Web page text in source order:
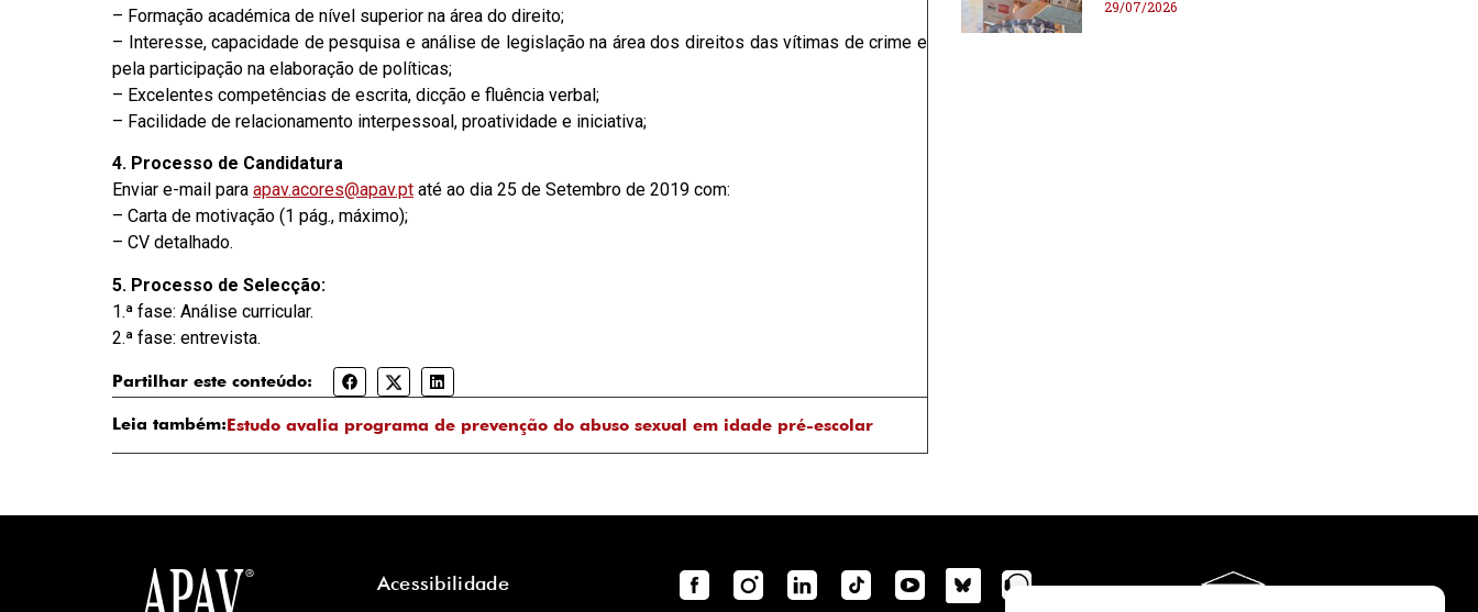
– Formação académica de nível superior na área do direito;
– Interesse, capacidade de pesquisa e análise de legislação na área dos direitos das vítimas de crime e
pela participação na elaboração de políticas;
– Excelentes competências de escrita, dicção e fluência verbal;
– Facilidade de relacionamento interpessoal, proatividade e iniciativa;
4. Processo de Candidatura
Enviar e-mail para apav.acores@apav.pt até ao dia 25 de Setembro de 2019 com:
– Carta de motivação (1 pág., máximo);
– CV detalhado.
5. Processo de Selecção:
1.ª fase: Análise curricular.
2.ª fase: entrevista.
Partilhar este conteúdo:
Leia também:Estudo avalia programa de prevenção do abuso sexual em idade pré-escolar
29/07/2026
Acessibilidade